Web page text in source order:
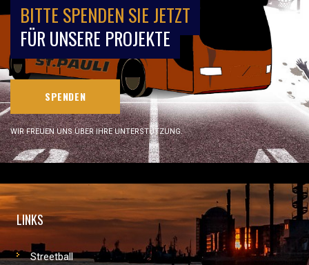
BITTE SPENDEN SIE JETZT
FÜR UNSERE PROJEKTE
SPENDEN
WIR FREUEN UNS ÜBER IHRE UNTERSTÜTZUNG.
LINKS
Streetball